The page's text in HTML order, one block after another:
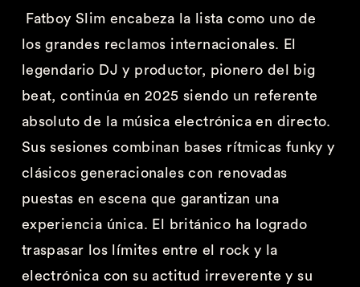
Fatboy Slim encabeza la lista como uno de
los grandes reclamos internacionales. El
legendario DJ y productor, pionero del
big
beat, continúa en 2025 siendo un referente
absoluto de la música electrónica en directo.
Sus sesiones combinan bases rítmicas funky y
clásicos generacionales con renovadas
puestas en escena que garantizan una
experiencia única. El británico ha logrado
traspasar los límites entre el rock y la
electrónica con su actitud irreverente y su